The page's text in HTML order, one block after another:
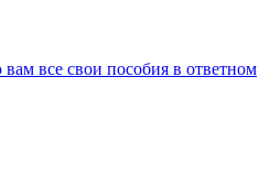
все свои пособия в ответном